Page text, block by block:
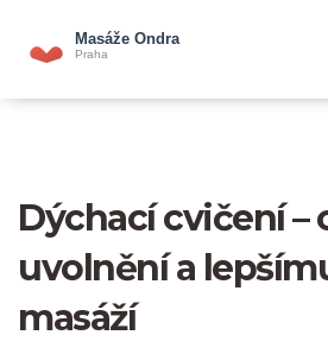
Dýchací cvičení –
uvolnění a
masáží